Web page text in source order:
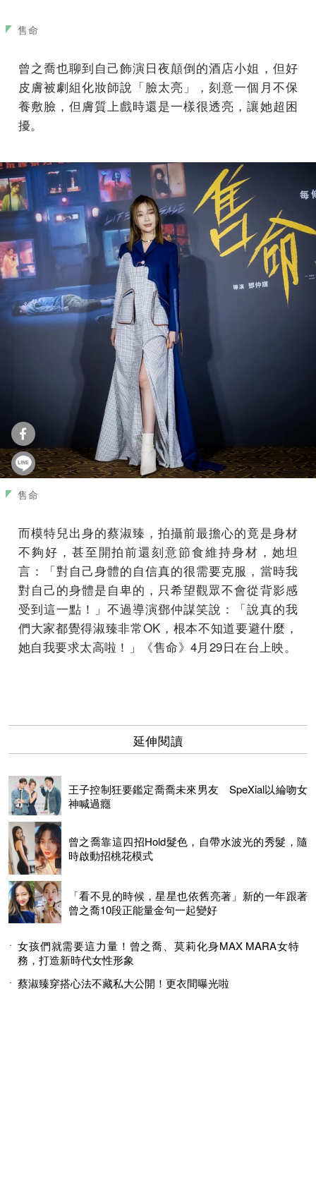
售命
曾之喬也聊到自己飾演日夜顛倒的酒店小姐，但好
皮膚被劇組化妝師說「臉太亮」，刻意一個月不保
養敷臉，但膚質上戲時還是一樣很透亮，讓她超困
擾。
售命
而模特兒出身的蔡淑臻，拍攝前最擔心的竟是身材
不夠好，甚至開拍前還刻意節食維持身材，她坦
言：「對自己身體的自信真的很需要克服，當時我
對自己的身體是自卑的，只希望觀眾不會從背影感
受到這一點！」不過導演鄧仲謀笑說：「說真的我
們大家都覺得淑臻非常OK，根本不知道要避什麼，
她自我要求太高啦！」《售命》4月29日在台上映。
延伸閱讀
王子控制狂要鑑定喬喬未來男友 SpeXial以綸吻女
神喊過癮
曾之喬靠這四招Hold髮色，自帶水波光的秀髮，隨
時啟動招桃花模式
「看不見的時候，星星也依舊亮著」新的一年跟著
曾之喬10段正能量金句一起變好
女孩們就需要這力量！曾之喬、莫莉化身MAX MARA女特
務，打造新時代女性形象
蔡淑臻穿搭心法不藏私大公開！更衣間曝光啦